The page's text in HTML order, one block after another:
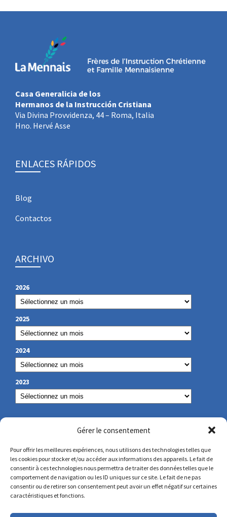
Gérer le consentement
Pour offrir les meilleures expériences, nous utilisons des technologies telles que
les cookies pour stocker et/ou accéder aux informations des appareils. Le fait de
consentir à ces technologies nous permettra de traiter des données telles que le
comportement de navigation ou les ID uniques sur ce site. Le fait de ne pas
consentir ou de retirer son consentement peut avoir un effet négatif sur certaines
caractéristiques et fonctions.
Casa Generalicia de los
Hermanos de la Instrucción Cristiana
Via Divina Provvidenza, 44 – Roma, Italia
Hno. Hervé Asse
ENLACES RÁPIDOS
Blog
Contactos
ARCHIVO
2026
2025
2024
2023
NUESTROS DATOS DE CONTACTO
secretariat@lamennais.org
protectionenfance@lamennais.org